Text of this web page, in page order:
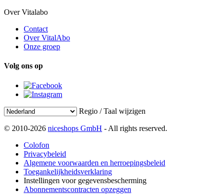
Over Vitalabo
Contact
Over VitalAbo
Onze groep
Volg ons op
Regio / Taal wijzigen
© 2010-2026 niceshops GmbH - All rights reserved.
Colofon
Privacybeleid
Algemene voorwaarden en herroepingsbeleid
Toegankelijkheidsverklaring
Instellingen voor gegevensbescherming
Abonnementscontracten opzeggen